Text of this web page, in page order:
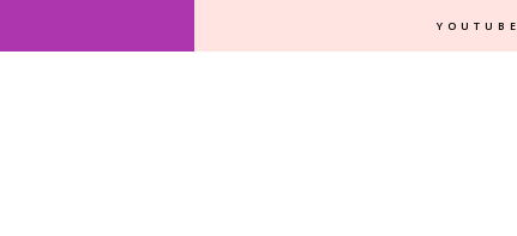
YOUTUBE